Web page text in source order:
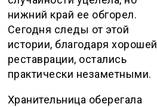
нижний край ее обгорел.
Сегодня следы от этой
истории, благодаря хорошей
реставрации, остались
практически незаметными.
Хранительница оберегала